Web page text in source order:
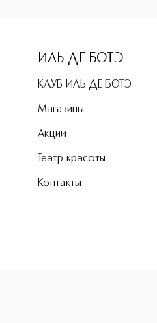
ИЛЬ ДЕ БОТЭ
КЛУБ ИЛЬ ДЕ БОТЭ
Магазины
Акции
Театр красоты
Контакты